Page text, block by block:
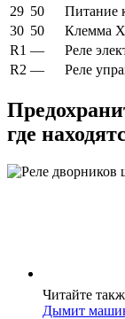
29 50
Питание
30 50
Клемма Х
R1 —
Реле
R2 — Реле
где
Читайте
Дымит